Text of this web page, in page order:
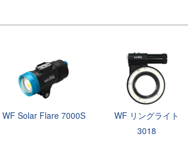
WF Solar Flare 7000S
WF リングライト
3018